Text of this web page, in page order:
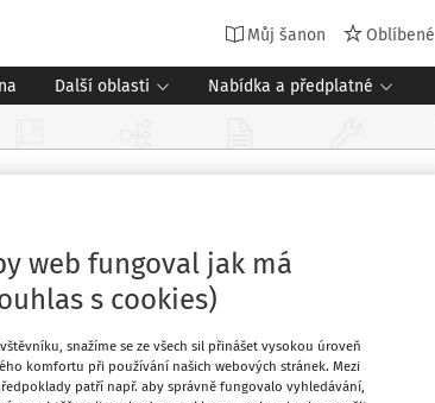
Můj šanon Oblíbené
Další oblasti Nabídka a předplatné
web fungoval jak má
s cookies)
snažíme se ze všech sil přinášet vysokou úroveň
komfortu při používání našich webových stránek. Mezi
patří např. aby správně fungovalo vyhledávání,